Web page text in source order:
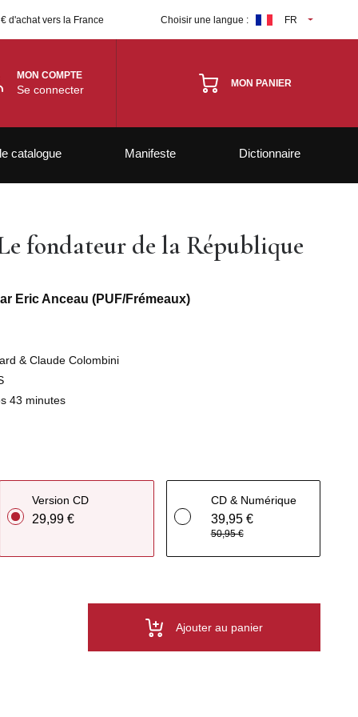
d'achat vers la France Choisir une langue : FR
MON COMPTE
Se connecter MON PANIER
catalogue Manifeste Dictionnaire
fondateur de la République
Eric Anceau (PUF/Frémeaux)
& Claude Colombini
43 minutes
Version CD
29,99 €
CD & Numérique
39,95 €
50,95 €
Ajouter au panier